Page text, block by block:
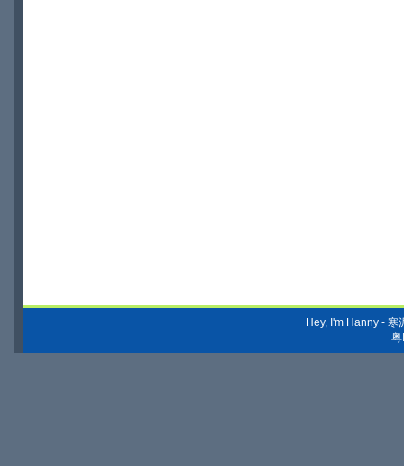
Hey, I'm Hanny - 寒